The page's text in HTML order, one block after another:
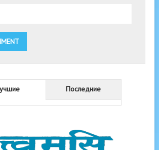
Последние